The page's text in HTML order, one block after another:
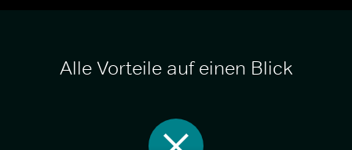
Alle Vorteile auf einen Blick